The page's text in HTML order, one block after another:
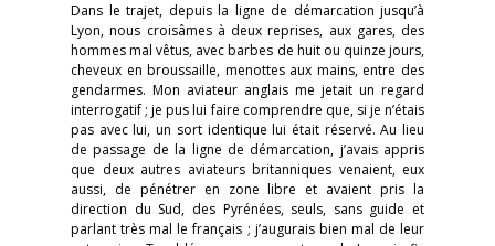
Dans le trajet, depuis la ligne de démarcation jusqu’à
Lyon, nous croisâmes à deux reprises, aux gares, des
hommes mal vêtus, avec barbes de huit ou quinze jours,
cheveux en broussaille, menottes aux mains, entre des
gendarmes. Mon aviateur anglais me jetait un regard
interrogatif ; je pus lui faire comprendre que, si je n’étais
pas avec lui, un sort identique lui était réservé. Au lieu
de passage de la ligne de démarcation, j’avais appris
que deux autres aviateurs britanniques venaient, eux
aussi, de pénétrer en zone libre et avaient pris la
direction du Sud, des Pyrénées, seuls, sans guide et
parlant très mal le français ; j’augurais bien mal de leur